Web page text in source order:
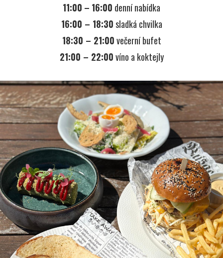
11:00 – 16:00 denní nabídka
16:00 – 18:30sladká chvilka
18:30 – 21:00večerní bufet
21:00 – 22:00víno a koktejly